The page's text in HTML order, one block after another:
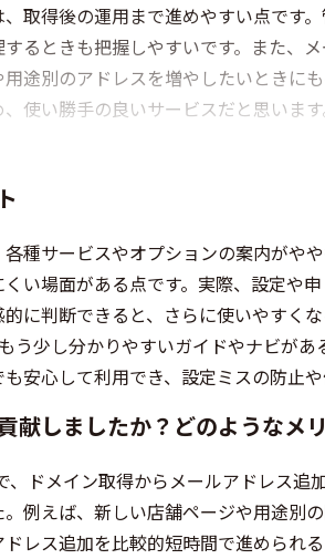
取得後の運用まで進めやすい点です
るときも把握しやすいです。また、
途別のアドレスを増やしたいときに
使い勝手の良いサービスだと思います
種サービスやオプションの案内がや
い場面がある点です。実際、設定や
に判断できると、さらに使いやすく
う少し分かりやすいガイドやナビが
安心して利用でき、設定ミスの防止
献しましたか？どのようなメ
ドメイン取得からメールアドレス追
例えば、新しい店舗ページや用途別
レス追加を比較的短時間で進められ